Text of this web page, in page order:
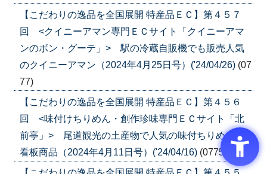
【こだわりの逸品を全国展開 特産品ＥＣ】第４５７
回 <クイニーアマン専門ＥＣサイト「クイニーアマ
ンのボン・グーテ」> 駅の冷蔵自販機でも販売人気
のクイニーアマン（2024年4月25日号）('24/04/26) (07
77)
【こだわりの逸品を全国展開 特産品ＥＣ】第４５６
回 <味付けちりめん・創作珍味専門ＥＣサイト「北
前亭」> 尾道観光の土産物で人気の味付ちりめんが
看板商品（2024年4月11日号）('24/04/16) (0775)